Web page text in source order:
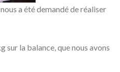
a été demandé de réaliser
sur la balance, que nous avons